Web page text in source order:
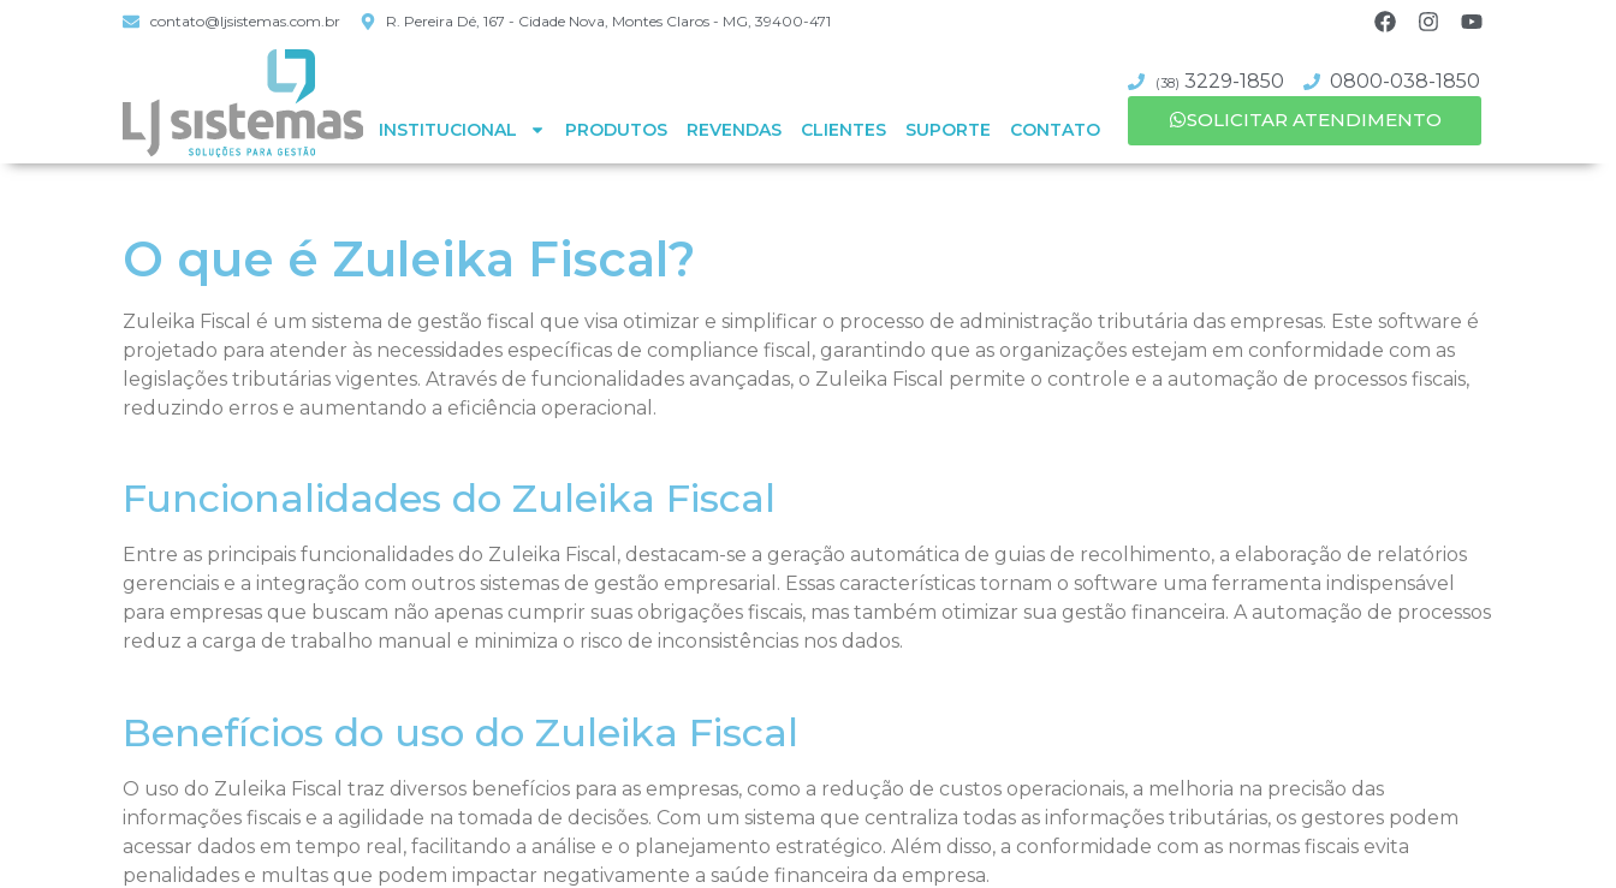
contato@ljsistemas.com.br R. Pereira Dé, 167 - Cidade Nova, Montes Claros - MG, 39400-471
INSTITUCIONAL PRODUTOS REVENDAS CLIENTES SUPORTE CONTATO
(38) 3229-1850
0800-038-1850
SOLICITAR ATENDIMENTO
O que é Zuleika Fiscal?
Zuleika Fiscal é um sistema de gestão fiscal que visa otimizar e simplificar o processo de administração tributária das empresas. Este software é
projetado para atender às necessidades específicas de compliance fiscal, garantindo que as organizações estejam em conformidade com as
legislações tributárias vigentes. Através de funcionalidades avançadas, o Zuleika Fiscal permite o controle e a automação de processos fiscais,
reduzindo erros e aumentando a eficiência operacional.
Funcionalidades do Zuleika Fiscal
Entre as principais funcionalidades do Zuleika Fiscal, destacam-se a geração automática de guias de recolhimento, a elaboração de relatórios
gerenciais e a integração com outros sistemas de gestão empresarial. Essas características tornam o software uma ferramenta indispensável
para empresas que buscam não apenas cumprir suas obrigações fiscais, mas também otimizar sua gestão financeira. A automação de processos
reduz a carga de trabalho manual e minimiza o risco de inconsistências nos dados.
Benefícios do uso do Zuleika Fiscal
O uso do Zuleika Fiscal traz diversos benefícios para as empresas, como a redução de custos operacionais, a melhoria na precisão das
informações fiscais e a agilidade na tomada de decisões. Com um sistema que centraliza todas as informações tributárias, os gestores podem
acessar dados em tempo real, facilitando a análise e o planejamento estratégico. Além disso, a conformidade com as normas fiscais evita
penalidades e multas que podem impactar negativamente a saúde financeira da empresa.